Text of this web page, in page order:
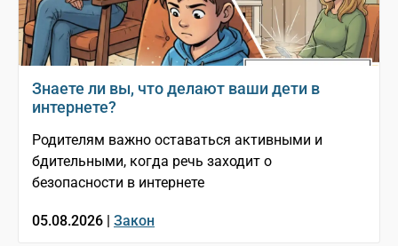
Знаете ли вы, что делают ваши дети в
интернете?
Родителям важно оставаться активными и
бдительными, когда речь заходит о
безопасности в интернете
05.08.2026 | Закон